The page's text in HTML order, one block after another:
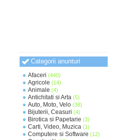
Categorii anunturi
Afaceri (440)
Agricole (14)
Animale (4)
Antichitati si Arta (5)
Auto, Moto, Velo (38)
Bijuterii, Ceasuri (4)
Birotica si Papetarie (3)
Carti, Video, Muzica (1)
Computere si Software (12)